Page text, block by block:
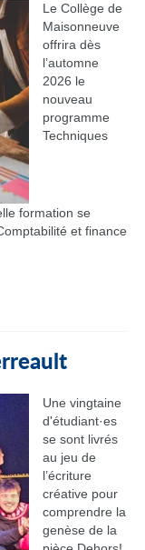
Le Collège de
Maisonneuve
offrira dès
l’automne
2026 le
nouveau
programme
Techniques
formation se
et finance
Une vingtaine
d'étudiant·es
se sont livrés
au jeu de
l’écriture
créative pour
comprendre la
genèse de la